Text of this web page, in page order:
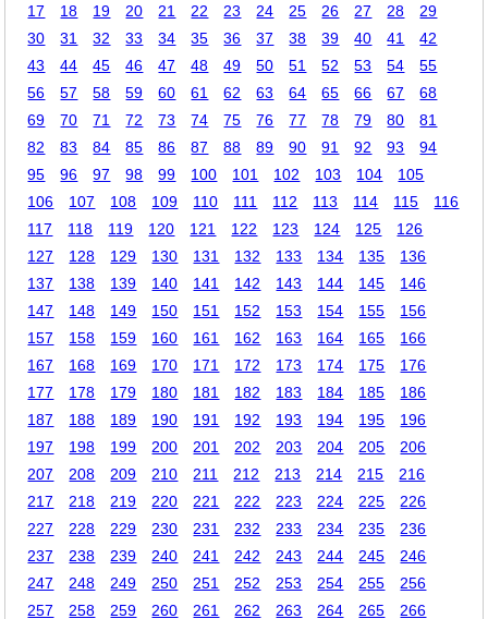
17
18 19 20 21 22 23 24 25 26 27 28
29
30
31 32 33 34 35 36 37 38 39 40 41
42
43
44 45 46 47 48 49 50 51 52 53 54
55
56
57 58 59 60 61 62 63 64 65 66 67
68
69
70 71 72 73 74 75 76 77 78 79 80
81
82
83 84 85 86 87 88 89 90 91 92 93
94
95
96 97 98 99 100 101 102 103 104
105
106
107 108 109 110 111 112 113 114 115
116
117
118 119 120 121 122 123 124 125
126
127
128 129 130 131 132 133 134 135
136
137
138 139 140 141 142 143 144 145
146
147
148 149 150 151 152 153 154 155
156
157
158 159 160 161 162 163 164 165
166
167
168 169 170 171 172 173 174 175
176
177
178 179 180 181 182 183 184 185
186
187
188 189 190 191 192 193 194 195
196
197
198 199 200 201 202 203 204 205
206
207
208 209 210 211 212 213 214 215
216
217
218 219 220 221 222 223 224 225
226
227
228 229 230 231 232 233 234 235
236
237
238 239 240 241 242 243 244 245
246
247
248 249 250 251 252 253 254 255
256
257
258 259 260 261 262 263 264 265 266